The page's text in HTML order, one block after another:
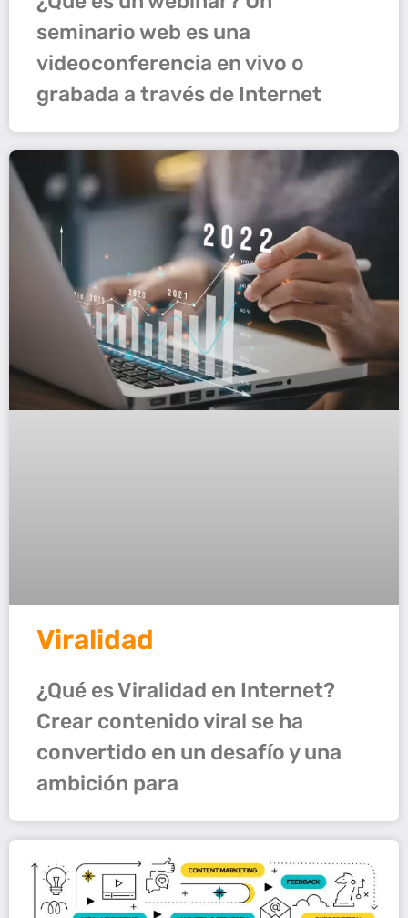
seminario web es una
videoconferencia en vivo o
grabada a través de Internet
Viralidad
¿Qué es Viralidad en Internet?
Crear contenido viral se ha
convertido en un desafío y una
ambición para